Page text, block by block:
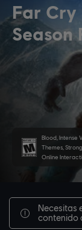
Blood, Intense
Themes,
Online
Far Cry
Season
Necesitas
contenido